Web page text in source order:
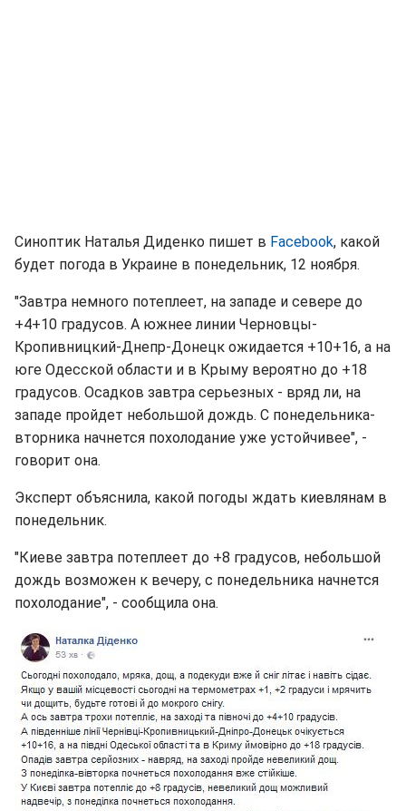
Синоптик Наталья Диденко пишет в Facebook, какой
будет погода в Украине в понедельник, 12 ноября.
"Завтра немного потеплеет, на западе и севере до
+4+10 градусов. А южнее линии Черновцы-
Кропивницкий-Днепр-Донецк ожидается +10+16, а на
юге Одесской области и в Крыму вероятно до +18
градусов. Осадков завтра серьезных - вряд ли, на
западе пройдет небольшой дождь. С понедельника-
вторника начнется похолодание уже устойчивее", -
говорит она.
Эксперт объяснила, какой погоды ждать киевлянам в
понедельник.
"Киеве завтра потеплеет до +8 градусов, небольшой
дождь возможен к вечеру, с понедельника начнется
похолодание", - сообщила она.